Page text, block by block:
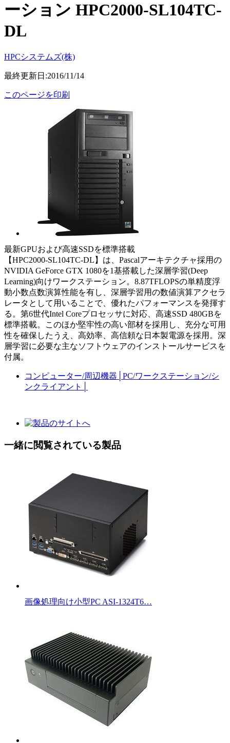
ーション HPC2000-SL104TC-
DL
HPCシステムズ(株)
最終更新日:2016/11/14
このページを印刷
最新GPUおよび高速SSDを標準搭載
【HPC2000-SL104TC-DL】は、Pascalアーキテクチャ採用の
NVIDIA GeForce GTX 1080を1基搭載した深層学習(Deep
Learning)向けワークステーション。8.87TFLOPSの単精度浮
動小数点数演算性能を有し、深層学習用の数値演算アクセラ
レータとして用いることで、優れたパフォーマンスを発揮す
る。第6世代Intel Coreプロセッサに対応、高速SSD 480GBを
標準搭載。このほか堅牢性の高い部材を採用し、充分な可用
性を確保したうえ、高効率、高信頼な日本製電源を採用。深
層学習に必要な主なソフトウェアのインストールサービスを
付属。
コンピューター/周辺機器
PC/ワークステーション/シ
ンクライアント
一緒に閲覧されている製品
画像処理向け小型PC ASI-1324T6…